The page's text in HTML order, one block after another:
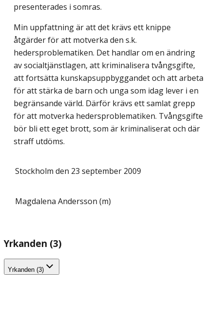
presenterades i somras.
Min uppfattning är att det krävs ett knippe
åtgärder för att motverka den s.k.
hedersproblematiken. Det handlar om en ändring
av socialtjänstlagen, att kriminalisera tvångsgifte,
att fortsätta kunskapsuppbyggandet och att arbeta
för att stärka de barn och unga som idag lever i en
begränsande värld. Därför krävs ett samlat grepp
för att motverka hedersproblematiken. Tvångsgifte
bör bli ett eget brott, som är kriminaliserat och där
straff utdöms.
Stockholm den 23 september 2009
Magdalena Andersson (m)
Yrkanden (3)
Yrkanden (3)